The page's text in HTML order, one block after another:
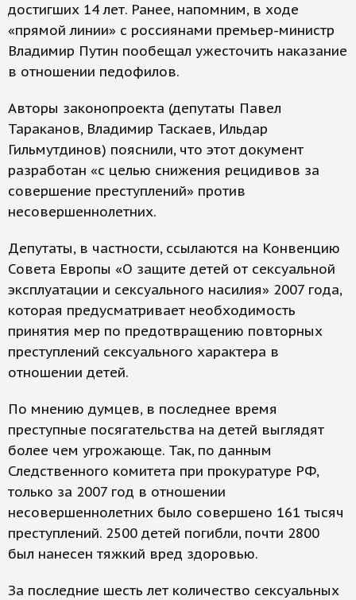
достигших 14 лет. Ранее, напомним, в ходе
«прямой линии» с россиянами премьер-министр
Владимир Путин пообещал ужесточить наказание
в отношении педофилов.
Авторы законопроекта (депутаты Павел
Тараканов, Владимир Таскаев, Ильдар
Гильмутдинов) пояснили, что этот документ
разработан «с целью снижения рецидивов за
совершение преступлений» против
несовершеннолетних.
Депутаты, в частности, ссылаются на Конвенцию
Совета Европы «О защите детей от сексуальной
эксплуатации и сексуального насилия» 2007 года,
которая предусматривает необходимость
принятия мер по предотвращению повторных
преступлений сексуального характера в
отношении детей.
По мнению думцев, в последнее время
преступные посягательства на детей выглядят
более чем угрожающе. Так, по данным
Следственного комитета при прокуратуре РФ,
только за 2007 год в отношении
несовершеннолетних было совершено 161 тысяч
преступлений. 2500 детей погибли, почти 2800
был нанесен тяжкий вред здоровью.
За последние шесть лет количество сексуальных